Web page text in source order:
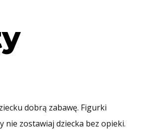
dobrą zabawę. Figurki
zostawiaj dziecka bez opieki.